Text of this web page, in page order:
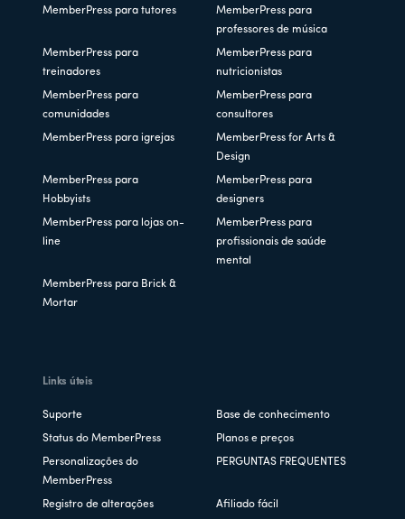
MemberPress para tutores
MemberPress para
professores de música
MemberPress para
treinadores
MemberPress para
nutricionistas
MemberPress para
comunidades
MemberPress para
consultores
MemberPress para igrejas
MemberPress for Arts &
Design
MemberPress para
Hobbyists
MemberPress para
designers
MemberPress para lojas on-
line
MemberPress para
profissionais de saúde
mental
MemberPress para Brick &
Mortar
Links úteis
Suporte Base de conhecimento
Status do MemberPress Planos e preços
Personalizações do
MemberPress
PERGUNTAS FREQUENTES
Registro de alterações Afiliado fácil